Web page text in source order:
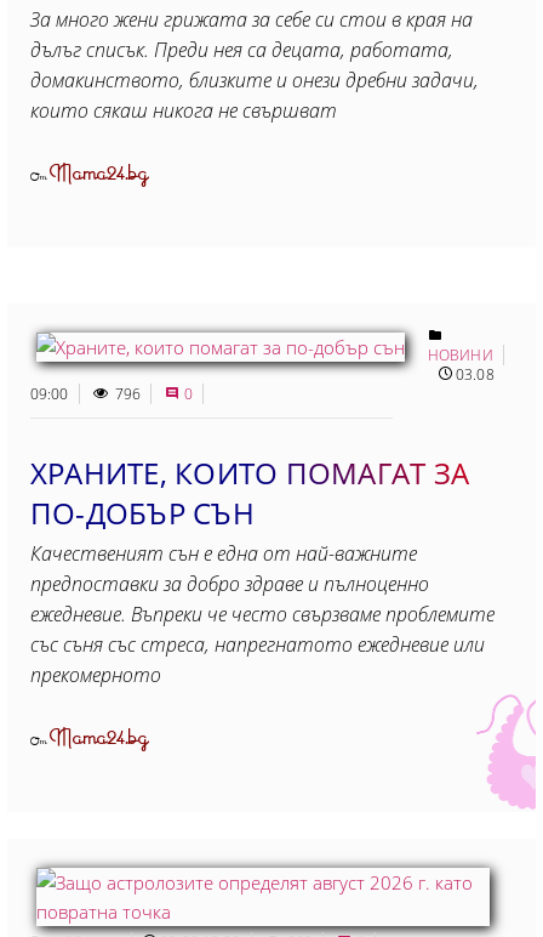
За много жени грижата за себе си стои в края на
дълъг списък. Преди нея са децата, работата,
домакинството, близките и онези дребни задачи,
които сякаш никога не свършват
ОтMama24.bg
НОВИНИ
03.08
09:00
796 0
ХРАНИТЕ, КОИТО ПОМАГАТ ЗА
ПО-ДОБЪР СЪН
Качественият сън е една от най-важните
предпоставки за добро здраве и пълноценно
ежедневие. Въпреки че често свързваме проблемите
със съня със стреса, напрегнатото ежедневие или
прекомерното
ОтMama24.bg